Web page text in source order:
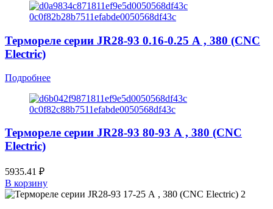
Термореле серии JR28-93 0.16-0.25 А , 380 (CNC
Electric)
Подробнее
Термореле серии JR28-93 80-93 А , 380 (CNC
Electric)
5935.41 ₽
В корзину